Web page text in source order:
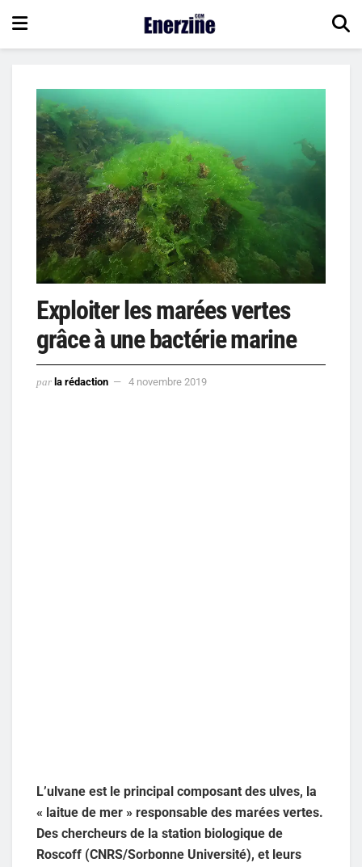
Exploiter les marées vertes
grâce à une bactérie marine
par la rédaction 4 novembre 2019
L’ulvane est le principal composant des ulves, la
« laitue de mer » responsable des marées vertes.
Des chercheurs de la station biologique de
Roscoff (CNRS/Sorbonne Université), et leurs